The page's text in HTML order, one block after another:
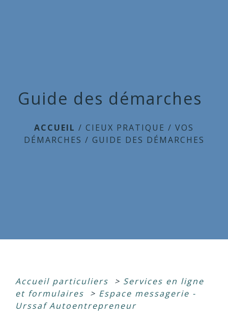
Guide des démarches
ACCUEIL / CIEUX PRATIQUE / VOS
DÉMARCHES / GUIDE DES DÉMARCHES
Accueil particuliers > Services en ligne
et formulaires
> Espace messagerie -
Urssaf Autoentrepreneur